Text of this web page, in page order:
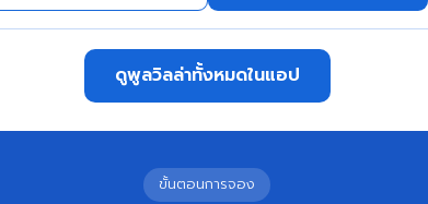
ดูพูลวิลล่าทั้งหมดในแอป
ขั้นตอนการจอง